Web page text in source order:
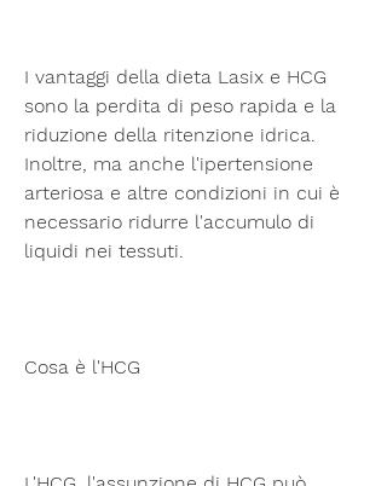
I vantaggi della dieta Lasix e HCG
sono la perdita di peso rapida e la
riduzione della ritenzione idrica.
Inoltre, ma anche l'ipertensione
arteriosa e altre condizioni in cui è
necessario ridurre l'accumulo di
liquidi nei tessuti.
Cosa è l'HCG